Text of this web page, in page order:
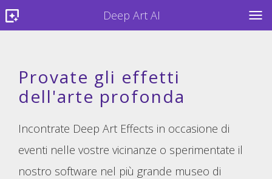
Deep Art AI
Provate gli effetti
dell'arte profonda
Incontrate Deep Art Effects in occasione di
eventi nelle vostre vicinanze o sperimentate il
nostro software nel più grande museo di